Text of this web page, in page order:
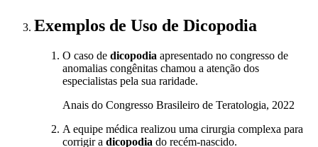
Exemplos de Uso de Dicopodia
O caso de dicopodia apresentado no congresso de
anomalias congênitas chamou a atenção dos
especialistas pela sua raridade.
Anais do Congresso Brasileiro de Teratologia, 2022
A equipe médica realizou uma cirurgia complexa para
corrigir a dicopodia do recém-nascido.